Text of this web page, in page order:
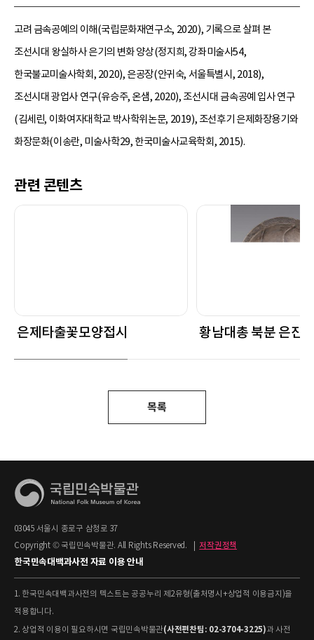
고려 금속공예의 이해(국립문화재연구소, 2020), 기록으로 살펴 본
조선시대 왕실하사 은기의 변화 양상(정지희, 강좌미술사54,
한국불교미술사학회, 2020), 은공장(안귀숙, 서울특별시, 2018),
조선시대 광업사 연구(유승주, 온샘, 2020), 조선시대 금속공예 입사 연구
(김세린, 이화여자대학교 박사학위논문, 2019), 조선후기 은제화장용기와
화장문화(이송란, 미술사학29, 한국미술사교육학회, 2015).
관련 콘텐츠
은제타출꽃모양접시 황남대총 북분 은잔
목록
03045 서울시 종로구 삼청로 37
Copyright © 국립민속박물관. All Rights Reserved.
저작권정책
한국민속대백과사전 자료 이용 안내
1. 한국민속대백과사전의 텍스트는 공공누리 제2유형(출처명시+상업적 이용금지)을
적용합니다.
2. 상업적 이용이 필요하시면 국립민속박물관(사전편찬팀: 02-3704-3225)과 사전